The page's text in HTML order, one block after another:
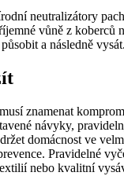
neutralizátory
vůně z koberců
a následně vysát.
znamenat
návyky,
domácnost ve
Pravidelné
nebo kvalitní